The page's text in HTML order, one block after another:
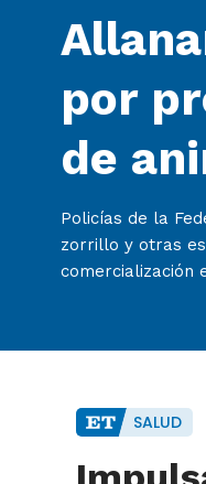
por
de
Policías de la
zorrillo y otras
comercialización
SALUD